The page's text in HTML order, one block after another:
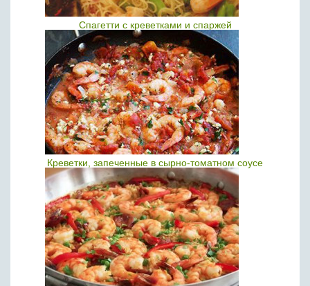
Спагетти с креветками и спаржей
Креветки, запеченные в сырно-томатном соусе